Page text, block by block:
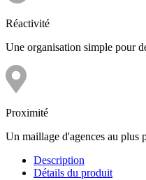
Réactivité
Une organisation simple pour
Proximité
Un maillage d'agences au plus
Description
Détails du produit